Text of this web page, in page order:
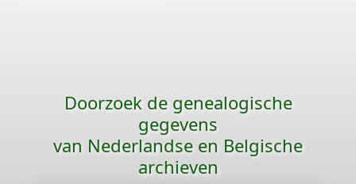
Doorzoek de genealogische
gegevens
van Nederlandse en Belgische
archieven